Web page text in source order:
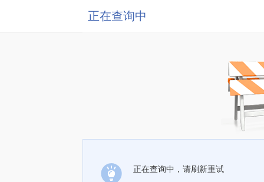
正在查询中
正在查询中，请刷新重试